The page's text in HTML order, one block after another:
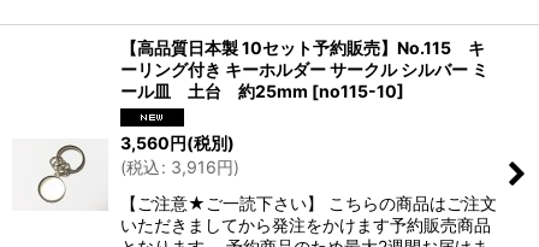
【高品質日本製 10セット予約販売】No.115 キ
ーリング付き キーホルダー サークル シルバー ミ
ール皿 土台 約25mm [no115-10]
3,560円(税別)
(税込: 3,916円)
【ご注意★ご一読下さい】 こちらの商品はご注文
いただきましてから発注をかけます予約販売商品